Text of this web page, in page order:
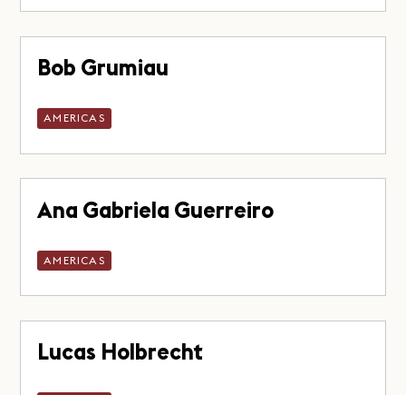
Bob Grumiau
AMERICAS
Ana Gabriela Guerreiro
AMERICAS
Lucas Holbrecht